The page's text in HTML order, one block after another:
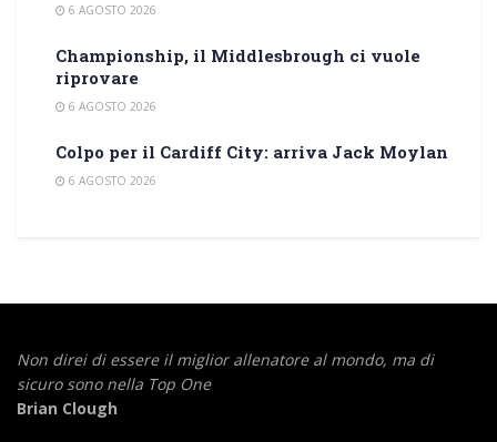
6 AGOSTO 2026
Championship, il Middlesbrough ci vuole
riprovare
6 AGOSTO 2026
Colpo per il Cardiff City: arriva Jack Moylan
6 AGOSTO 2026
Non direi di essere il miglior allenatore al mondo, ma di
sicuro sono nella Top One
Brian Clough